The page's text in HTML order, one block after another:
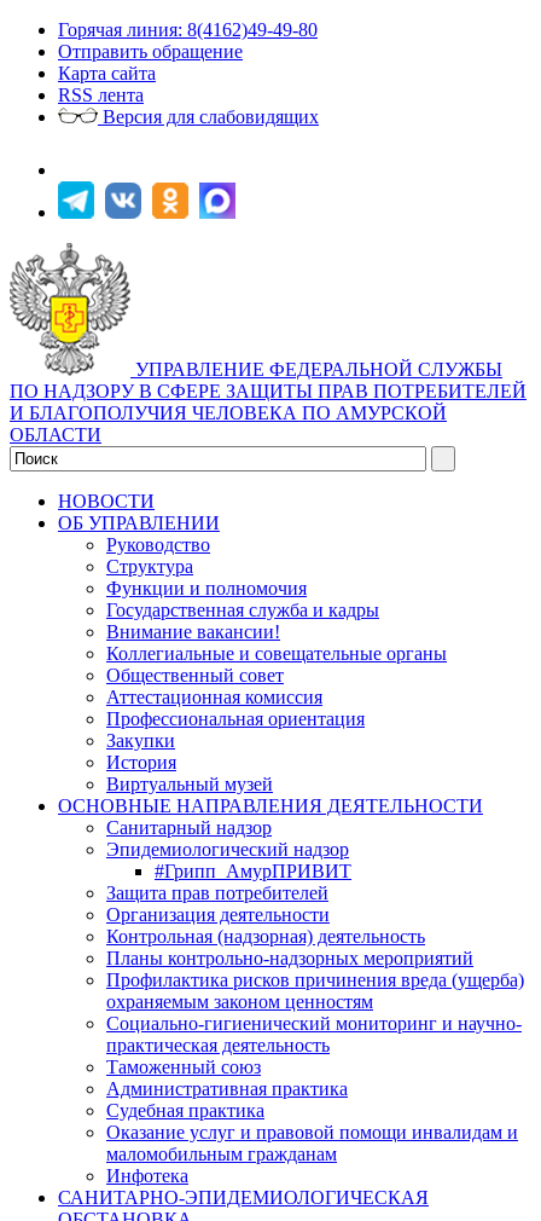
Горячая линия: 8(4162)49-49-80
Отправить обращение
Карта сайта
RSS лента
Версия для слабовидящих
УПРАВЛЕНИЕ ФЕДЕРАЛЬНОЙ СЛУЖБЫ
ПО НАДЗОРУ В СФЕРЕ ЗАЩИТЫ ПРАВ ПОТРЕБИТЕЛЕЙ
И БЛАГОПОЛУЧИЯ ЧЕЛОВЕКА ПО АМУРСКОЙ
ОБЛАСТИ
НОВОСТИ
ОБ УПРАВЛЕНИИ
Руководство
Структура
Функции и полномочия
Государственная служба и кадры
Внимание вакансии!
Коллегиальные и совещательные органы
Общественный совет
Аттестационная комиссия
Профессиональная ориентация
Закупки
История
Виртуальный музей
ОСНОВНЫЕ НАПРАВЛЕНИЯ ДЕЯТЕЛЬНОСТИ
Санитарный надзор
Эпидемиологический надзор
#Грипп_АмурПРИВИТ
Защита прав потребителей
Организация деятельности
Контрольная (надзорная) деятельность
Планы контрольно-надзорных мероприятий
Профилактика рисков причинения вреда (ущерба)
охраняемым законом ценностям
Социально-гигиенический мониторинг и научно-
практическая деятельность
Таможенный союз
Административная практика
Судебная практика
Оказание услуг и правовой помощи инвалидам и
маломобильным гражданам
Инфотека
САНИТАРНО-ЭПИДЕМИОЛОГИЧЕСКАЯ